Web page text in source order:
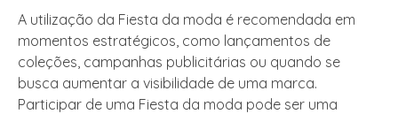
A utilização da Fiesta da moda é recomendada em
momentos estratégicos, como lançamentos de
coleções, campanhas publicitárias ou quando se
busca aumentar a visibilidade de uma marca.
Participar de uma Fiesta da moda pode ser uma